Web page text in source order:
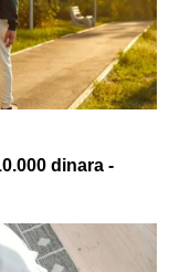
dinara -